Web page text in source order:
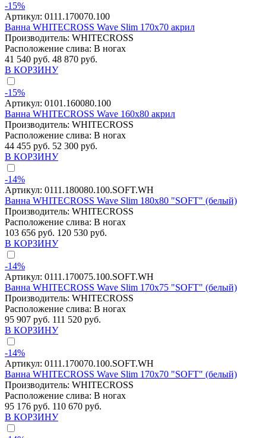
-15%
Артикул: 0111.170070.100
Ванна WHITECROSS Wave Slim 170x70 акрил
Производитель: WHITECROSS
Расположение слива: В ногах
41 540 руб. 48 870 руб.
В КОРЗИНУ
-15%
Артикул: 0101.160080.100
Ванна WHITECROSS Wave 160x80 акрил
Производитель: WHITECROSS
Расположение слива: В ногах
44 455 руб. 52 300 руб.
В КОРЗИНУ
-14%
Артикул: 0111.180080.100.SOFT.WH
Ванна WHITECROSS Wave Slim 180x80 "SOFT" (белый)
Производитель: WHITECROSS
Расположение слива: В ногах
103 656 руб. 120 530 руб.
В КОРЗИНУ
-14%
Артикул: 0111.170075.100.SOFT.WH
Ванна WHITECROSS Wave Slim 170x75 "SOFT" (белый)
Производитель: WHITECROSS
Расположение слива: В ногах
95 907 руб. 111 520 руб.
В КОРЗИНУ
-14%
Артикул: 0111.170070.100.SOFT.WH
Ванна WHITECROSS Wave Slim 170x70 "SOFT" (белый)
Производитель: WHITECROSS
Расположение слива: В ногах
95 176 руб. 110 670 руб.
В КОРЗИНУ